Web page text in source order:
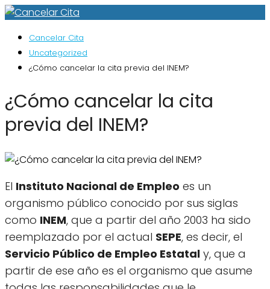
Cancelar Cita
Uncategorized
¿Cómo cancelar la cita previa del INEM?
¿Cómo cancelar la cita
previa del INEM?
El Instituto Nacional de Empleo es un
organismo público conocido por sus siglas
como INEM, que a partir del año 2003 ha sido
reemplazado por el actual SEPE, es decir, el
Servicio Público de Empleo Estatal y, que a
partir de ese año es el organismo que asume